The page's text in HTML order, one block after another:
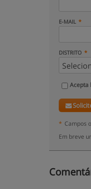
E-MAIL
DISTRITO
Acepta
* Campos
Em breve